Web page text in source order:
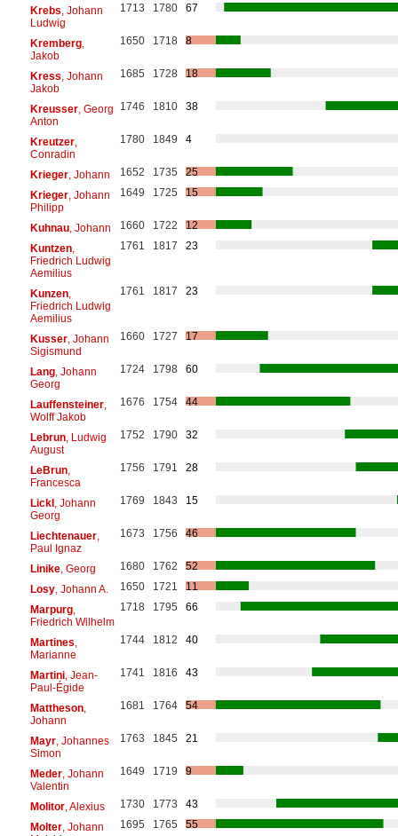
Krebs , Johann
Ludwig
1713 1780 67
Kremberg,
Jakob
1650 1718 8
Kress , Johann
Jakob
1685 1728 18
Kreusser, Georg
Anton
1746 1810 38
Kreutzer,
Conradin
1780 1849 4
Krieger, Johann 1652 1735
25
Krieger, Johann
Philipp
1649 1725 15
Kuhnau, Johann 1660 1722
12
Kuntzen,
Friedrich Ludwig
Aemilius
1761 1817 23
Kunzen,
Friedrich Ludwig
Aemilius
1761 1817 23
Kusser, Johann
Sigismund
1660 1727 17
Lang, Johann
Georg
1724 1798 60
Lauffensteiner,
Wolff Jakob
1676 1754 44
Lebrun, Ludwig
August
1752 1790 32
LeBrun,
Francesca
1756 1791 28
Lickl, Johann
Georg
1769 1843 15
Liechtenauer,
Paul Ignaz
1673 1756 46
Linike, Georg 1680 1762
52
Losy, Johann A. 1650 1721
11
Marpurg,
Friedrich Wilhelm
1718 1795 66
Martines
Marianne
1744 1812 40
Martini, Jean-
Paul-Égide
1741 1816 43
Mattheson,
Johann
1681 1764 54
Mayr, Johannes
Simon
1763 1845 21
Meder, Johann
Valentin
1649 1719 9
Molitor, Alexius 1730 1773
43
Molter, Johann
1695 1765 55